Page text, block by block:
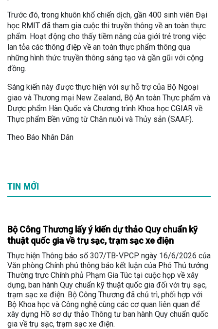
Trước đó, trong khuôn khổ chiến dịch, gần 400 sinh viên Đại
học RMIT đã tham gia cuộc thi truyền thông về an toàn thực
phẩm. Hoạt động cho thấy tiềm năng của giới trẻ trong việc
lan tỏa các thông điệp về an toàn thực phẩm thông qua
những hình thức truyền thông sáng tạo và gần gũi với cộng
đồng.
Sáng kiến này được thực hiện với sự hỗ trợ của Bộ Ngoại
giao và Thương mại New Zealand, Bộ An toàn Thực phẩm và
Dược phẩm Hàn Quốc và Chương trình Khoa học CGIAR về
Thực phẩm Bền vững từ Chăn nuôi và Thủy sản (SAAF).
Theo Báo Nhân Dân
TIN MỚI
Bộ Công Thương lấy ý kiến dự thảo Quy chuẩn kỹ
thuật quốc gia về trụ sạc, trạm sạc xe điện
Thực hiện Thông báo số 307/TB-VPCP ngày 16/6/2026 của
Văn phòng Chính phủ thông báo kết luận của Phó Thủ tướng
Thường trực Chính phủ Phạm Gia Túc tại cuộc họp về xây
dựng, ban hành Quy chuẩn kỹ thuật quốc gia đối với trụ sạc,
trạm sạc xe điện. Bộ Công Thương đã chủ trì, phối hợp với
Bộ Khoa học và Công nghệ cùng các cơ quan liên quan để
xây dựng Hồ sơ dự thảo Thông tư ban hành Quy chuẩn quốc
gia về trụ sạc, trạm sạc xe điện.